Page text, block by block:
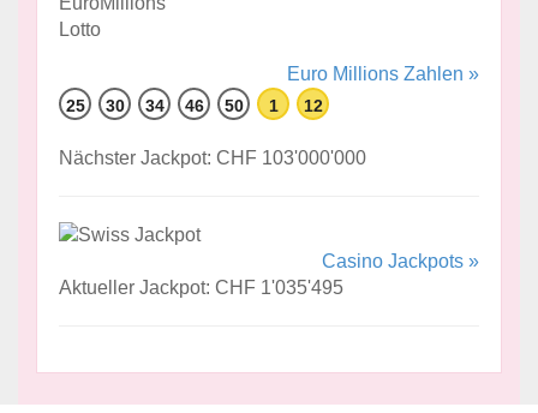
Euro Millions Zahlen »
25 30 34 46 50 1 12
Nächster Jackpot: CHF 103'000'000
Casino Jackpots »
Aktueller Jackpot: CHF 1'035'495